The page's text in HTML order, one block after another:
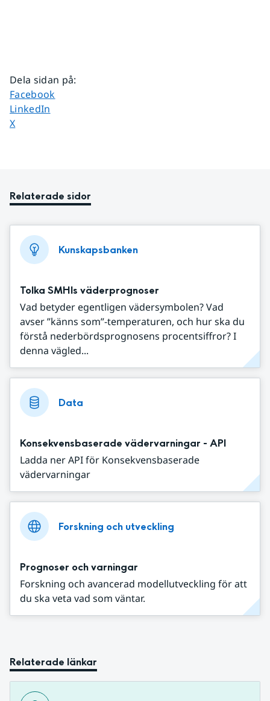
Dela sidan på:
Dela sidan på
Facebook
Dela sidan på
LinkedIn
Dela sidan på
X
Relaterade sidor
Kunskapsbanken
Tolka SMHIs väderprognoser
Vad betyder egentligen vädersymbolen? Vad
avser ”känns som”-temperaturen, och hur ska du
förstå nederbördsprognosens procentsiffror? I
denna vägled...
Data
Konsekvensbaserade vädervarningar - API
Ladda ner API för Konsekvensbaserade
vädervarningar
Forskning och utveckling
Prognoser och varningar
Forskning och avancerad modellutveckling för att
du ska veta vad som väntar.
Relaterade länkar